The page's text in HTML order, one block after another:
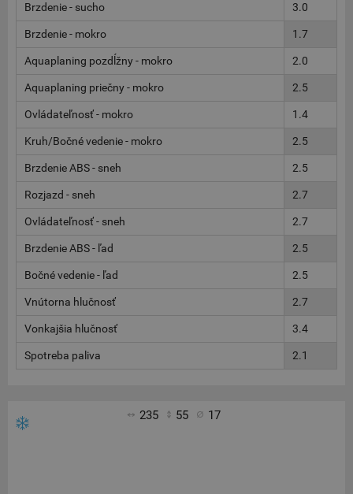
Brzdenie - sucho 3.0
Brzdenie - mokro 1.7
Aquaplaning pozdĺžny - mokro 2.0
Aquaplaning priečny - mokro 2.5
Ovládateľnosť - mokro 1.4
Kruh/Bočné vedenie - mokro 2.5
Brzdenie ABS - sneh 2.5
Rozjazd - sneh 2.7
Ovládateľnosť - sneh 2.7
Brzdenie ABS - ľad 2.5
Bočné vedenie - ľad 2.5
Vnútorna hlučnosť 2.7
Vonkajšia hlučnosť 3.4
Spotreba paliva 2.1
235 55 17